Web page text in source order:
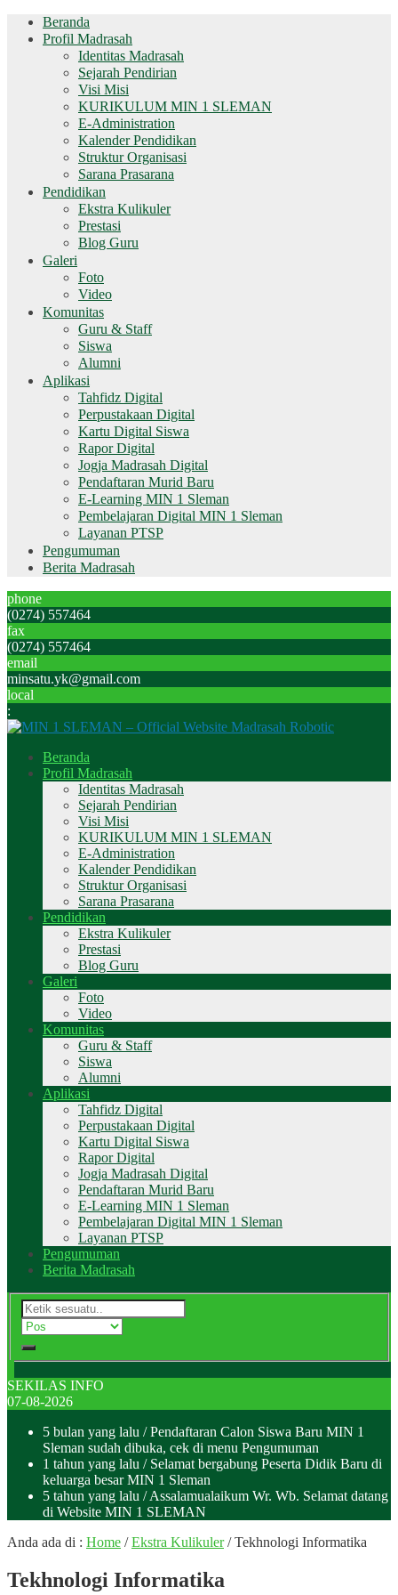
Beranda
Profil Madrasah
Identitas Madrasah
Sejarah Pendirian
Visi Misi
KURIKULUM MIN 1 SLEMAN
E-Administration
Kalender Pendidikan
Struktur Organisasi
Sarana Prasarana
Pendidikan
Ekstra Kulikuler
Prestasi
Blog Guru
Galeri
Foto
Video
Komunitas
Guru & Staff
Siswa
Alumni
Aplikasi
Tahfidz Digital
Perpustakaan Digital
Kartu Digital Siswa
Rapor Digital
Jogja Madrasah Digital
Pendaftaran Murid Baru
E-Learning MIN 1 Sleman
Pembelajaran Digital MIN 1 Sleman
Layanan PTSP
Pengumuman
Berita Madrasah
phone
(0274) 557464
fax
(0274) 557464
email
minsatu.yk@gmail.com
local
:
Beranda
Profil Madrasah
Identitas Madrasah
Sejarah Pendirian
Visi Misi
KURIKULUM MIN 1 SLEMAN
E-Administration
Kalender Pendidikan
Struktur Organisasi
Sarana Prasarana
Pendidikan
Ekstra Kulikuler
Prestasi
Blog Guru
Galeri
Foto
Video
Komunitas
Guru & Staff
Siswa
Alumni
Aplikasi
Tahfidz Digital
Perpustakaan Digital
Kartu Digital Siswa
Rapor Digital
Jogja Madrasah Digital
Pendaftaran Murid Baru
E-Learning MIN 1 Sleman
Pembelajaran Digital MIN 1 Sleman
Layanan PTSP
Pengumuman
Berita Madrasah
SEKILAS INFO
07-08-2026
5 bulan yang lalu / Pendaftaran Calon Siswa Baru MIN 1
Sleman sudah dibuka, cek di menu Pengumuman
1 tahun yang lalu / Selamat bergabung Peserta Didik Baru di
keluarga besar MIN 1 Sleman
5 tahun yang lalu / Assalamualaikum Wr. Wb. Selamat datang
di Website MIN 1 SLEMAN
Anda ada di : Home /Ekstra Kulikuler/Tekhnologi Informatika
Tekhnologi Informatika